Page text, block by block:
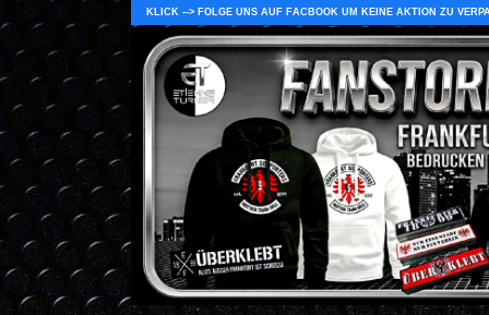
KLICK --> FOLGE UNS AUF FACBOOK UM KEINE AKTION ZU